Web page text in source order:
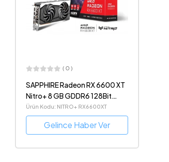
( 0 )
SAPPHIRE Radeon RX 6600 XT
Nitro+ 8 GB GDDR6 128Bit
DX12 AMD Ekran Kartı
Ürün Kodu: NITRO+ RX6600XT
Gelince Haber Ver